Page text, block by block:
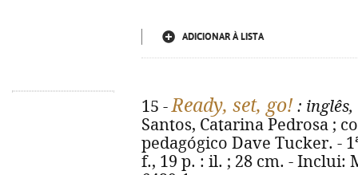
ADICIONAR À LISTA
15 -Ready, set, go! : inglês,
Santos, Catarina Pedrosa ;
pedagógico Dave Tucker. -
f., 19 p. : il. ; 28 cm. - Inclui: